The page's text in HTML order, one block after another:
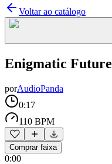
Voltar ao catálogo
Enigmatic Future
porAudioPanda
0:17
110 BPM
Comprar faixa
0:00